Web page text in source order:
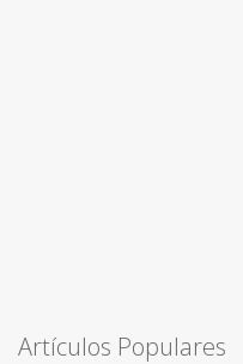
Artículos Populares